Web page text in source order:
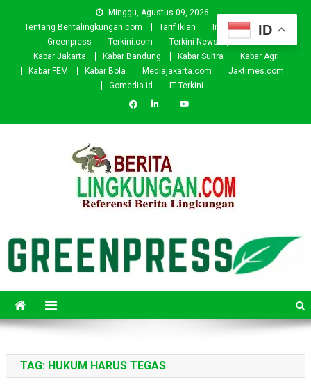
Minggu, Agustus 09, 2026
Tentang Beritalingkungan.com
Tarif Iklan Investor
Donasi
Greenpress
Terkini.com Terkini News
Kabar.id
Kabar Jakarta
Kabar Bandung Kabar Sultra
Kabar Agri
Kabar FEM
Kabar Bola Mediajakarta.com
Jaktimes.com
Gomedia.id
IT Terkini
TAG: HUKUM HARUS TEGAS
ID